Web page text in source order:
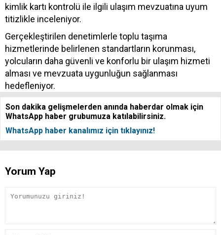
kimlik kartı kontrolü ile ilgili ulaşım mevzuatına uyum
titizlikle inceleniyor.
Gerçekleştirilen denetimlerle toplu taşıma
hizmetlerinde belirlenen standartların korunması,
yolcuların daha güvenli ve konforlu bir ulaşım hizmeti
alması ve mevzuata uygunluğun sağlanması
hedefleniyor.
Son dakika gelişmelerden anında haberdar olmak için
WhatsApp haber grubumuza katılabilirsiniz.
WhatsApp haber kanalımız için tıklayınız!
Yorum Yap